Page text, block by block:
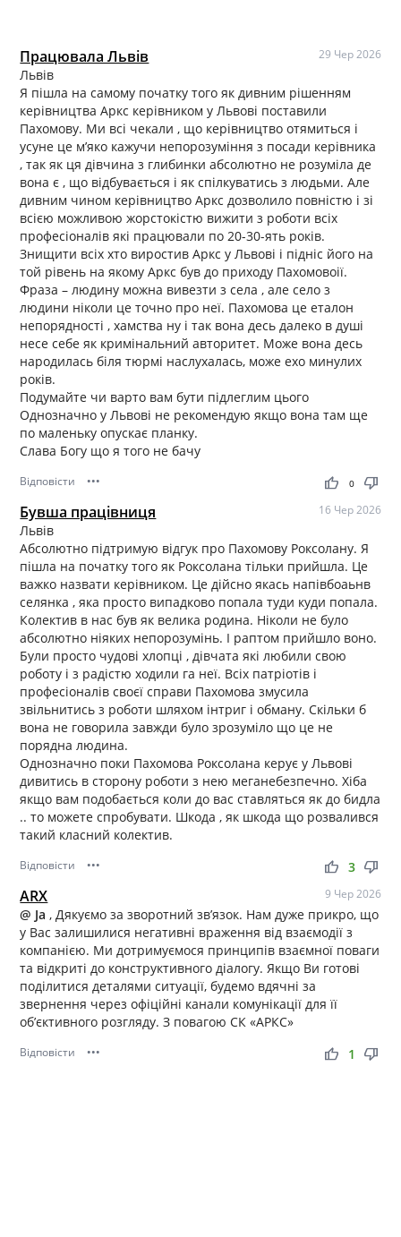
Працювала Львів 29 Чер 2026
Львів
Я пішла на самому початку того як дивним рішенням
керівництва Аркс керівником у Львові поставили
Пахомову. Ми всі чекали , що керівництво отямиться і
усуне це м’яко кажучи непорозуміння з посади керівника
, так як ця дівчина з глибинки абсолютно не розуміла де
вона є , що відбувається і як спілкуватись з людьми. Але
дивним чином керівництво Аркс дозволило повністю і зі
всією можливою жорстокістю вижити з роботи всіх
професіоналів які працювали по 20-30-ять років.
Знищити всіх хто виростив Аркс у Львові і підніс його на
той рівень на якому Аркс був до приходу Пахомовоії.
Фраза – людину можна вивезти з села , але село з
людини ніколи це точно про неї. Пахомова це еталон
непорядності , хамства ну і так вона десь далеко в душі
несе себе як кримінальний авторитет. Може вона десь
народилась біля тюрмі наслухалась, може ехо минулих
років.
Подумайте чи варто вам бути підлеглим цього
Однозначно у Львові не рекомендую якщо вона там ще
по маленьку опускає планку.
Слава Богу що я того не бачу
Відповісти ••• thumb_up thumb_down
0
Бувша працівниця 16 Чер 2026
Львів
Абсолютно підтримую відгук про Пахомову Роксолану. Я
пішла на початку того як Роксолана тільки прийшла. Це
важко назвати керівником. Це дійсно якась напівбоаьнв
селянка , яка просто випадково попала туди куди попала.
Колектив в нас був як велика родина. Ніколи не було
абсолютно ніяких непорозумінь. І раптом прийшло воно.
Були просто чудові хлопці , дівчата які любили свою
роботу і з радістю ходили га неї. Всіх патріотів і
професіоналів своєї справи Пахомова змусила
звільнитись з роботи шляхом інтриг і обману. Скільки б
вона не говорила завжди було зрозуміло що це не
порядна людина.
Однозначно поки Пахомова Роксолана керує у Львові
дивитись в сторону роботи з нею меганебезпечно. Хіба
якщо вам подобається коли до вас ставляться як до бидла
.. то можете спробувати. Шкода , як шкода що розвалився
такий класний колектив.
Відповісти ••• thumb_up thumb_down
3
ARX 9 Чер 2026
@ Ja, Дякуємо за зворотний зв’язок. Нам дуже прикро, що
у Вас залишилися негативні враження від взаємодії з
компанією. Ми дотримуємося принципів взаємної поваги
та відкриті до конструктивного діалогу. Якщо Ви готові
поділитися деталями ситуації, будемо вдячні за
звернення через офіційні канали комунікації для її
об’єктивного розгляду. З повагою СК «АРКС»
Відповісти ••• thumb_up thumb_down
1